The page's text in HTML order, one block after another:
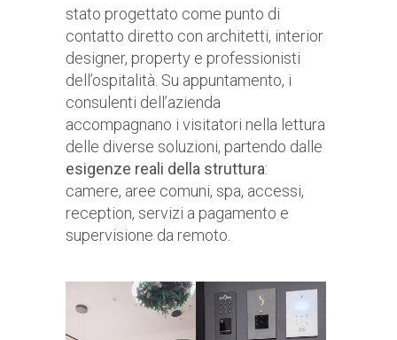
stato progettato come punto di
contatto diretto con architetti, interior
designer, property e professionisti
dell’ospitalità. Su appuntamento, i
consulenti dell’azienda
accompagnano i visitatori nella lettura
delle diverse soluzioni, partendo dalle
esigenze reali della struttura:
camere, aree comuni, spa, accessi,
reception, servizi a pagamento e
supervisione da remoto.